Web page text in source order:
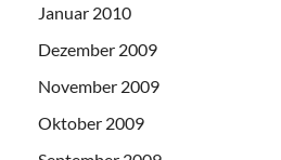
Januar 2010
Dezember 2009
November 2009
Oktober 2009